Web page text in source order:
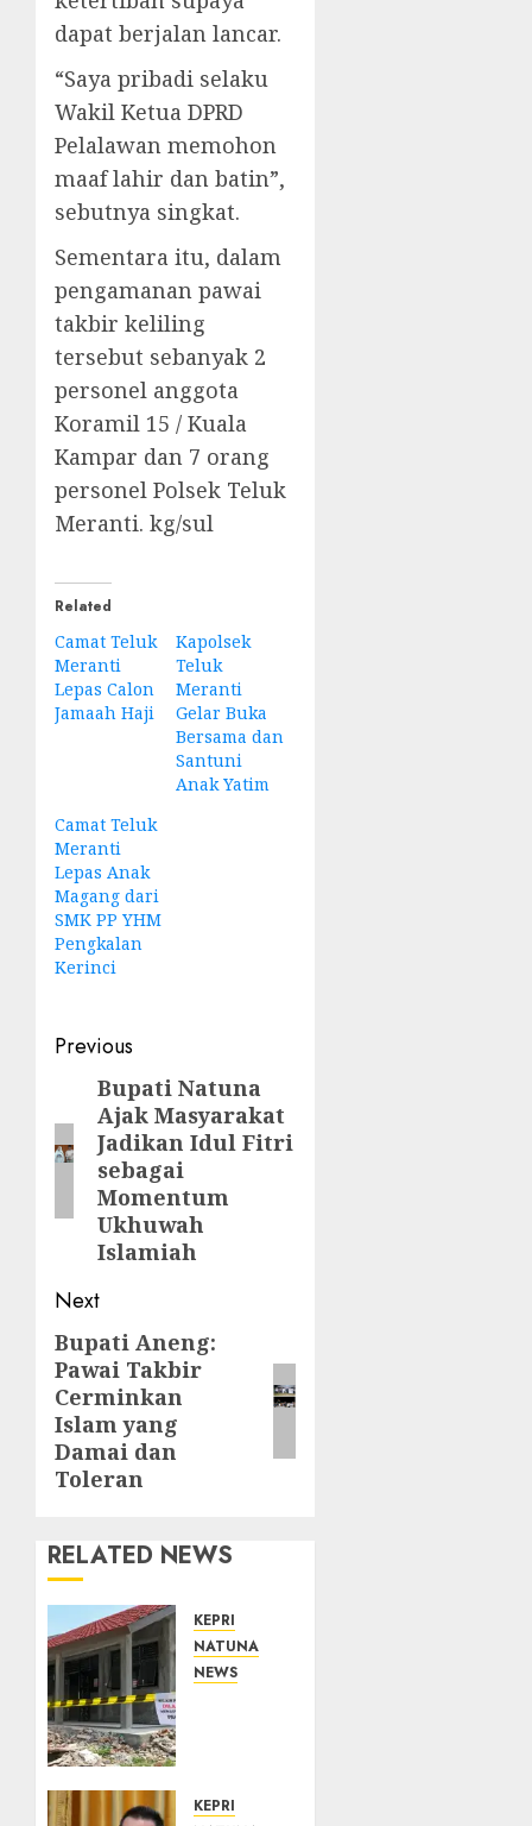
dapat berjalan lancar.
“Saya pribadi selaku
Wakil Ketua DPRD
Pelalawan memohon
maaf lahir dan batin”,
sebutnya singkat.
Sementara itu, dalam
pengamanan pawai
takbir keliling
tersebut sebanyak 2
personel anggota
Koramil 15 / Kuala
Kampar dan 7 orang
personel Polsek Teluk
Meranti. kg/sul
Related
Camat Teluk
Meranti
Lepas Calon
Jamaah Haji
Kapolsek
Teluk
Meranti
Gelar Buka
Bersama dan
Santuni
Anak Yatim
Camat Teluk
Meranti
Lepas Anak
Magang dari
SMK PP YHM
Pengkalan
Kerinci
Post
navigation
Previous
Previous
post:
Bupati Natuna
Ajak Masyarakat
Jadikan Idul Fitri
sebagai
Momentum
Ukhuwah
Islamiah
Next
Next
post:
Bupati Aneng:
Pawai Takbir
Cerminkan
Islam yang
Damai dan
Toleran
RELATED NEWS
KEPRI
NATUNA
NEWS
Pemprov
KEPRI